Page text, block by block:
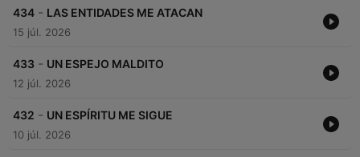
434 - LAS ENTIDADES ME ATACAN
15 júl. 2026
433 - UN ESPEJO MALDITO
12 júl. 2026
432 - UN ESPÍRITU ME SIGUE
10 júl. 2026